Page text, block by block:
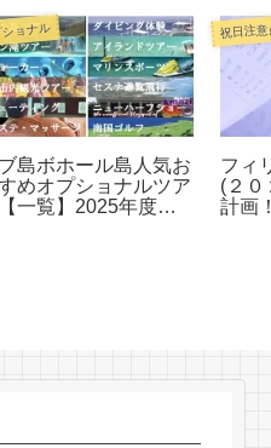
ョナル
島ボホール島人気お
めオプショナルツア
一覧】2025年度版
祝日注
フィ
(２０
計画！